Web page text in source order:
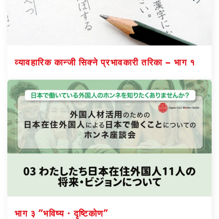
व्यावहारिक कान्जी सिक्ने प्रभावकारी तरिका – भाग १
भाग ३ “भविष्य・दृष्टिकोण”